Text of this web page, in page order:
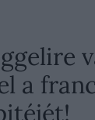
a